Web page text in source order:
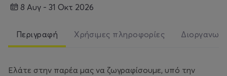
8 Αυγ - 31 Οκτ 2026
Περιγραφή Χρήσιμες πληροφορίες
Ελάτε στην παρέα μας να ζωγραφίσουμε, υπό την